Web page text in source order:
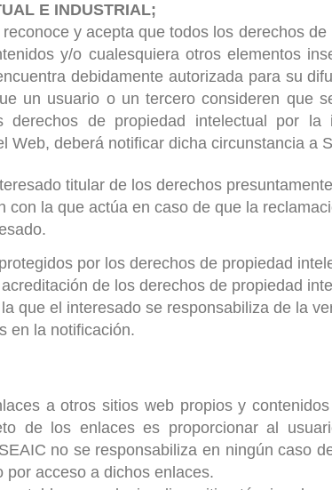
E INDUSTRIAL;
y acepta que todos los derechos de
y/o cualesquiera otros elementos
debidamente autorizada para su
un usuario o un tercero consideren que
derechos de propiedad intelectual por la
Web, deberá notificar dicha circunstancia a
titular de los derechos
con la que actúa en caso de que la
por los derechos de propiedad
de los derechos de propiedad
que el interesado se responsabiliza de la
en la notificación.
a otros sitios web propios y
de los enlaces es proporcionar al
no se responsabiliza en ningún caso
por acceso a dichos enlaces.